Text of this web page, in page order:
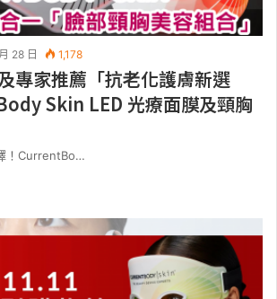
28 日 1,178
專家推薦「抗老化護膚新選
Skin LED 光療面膜及頸胸
！CurrentBo…